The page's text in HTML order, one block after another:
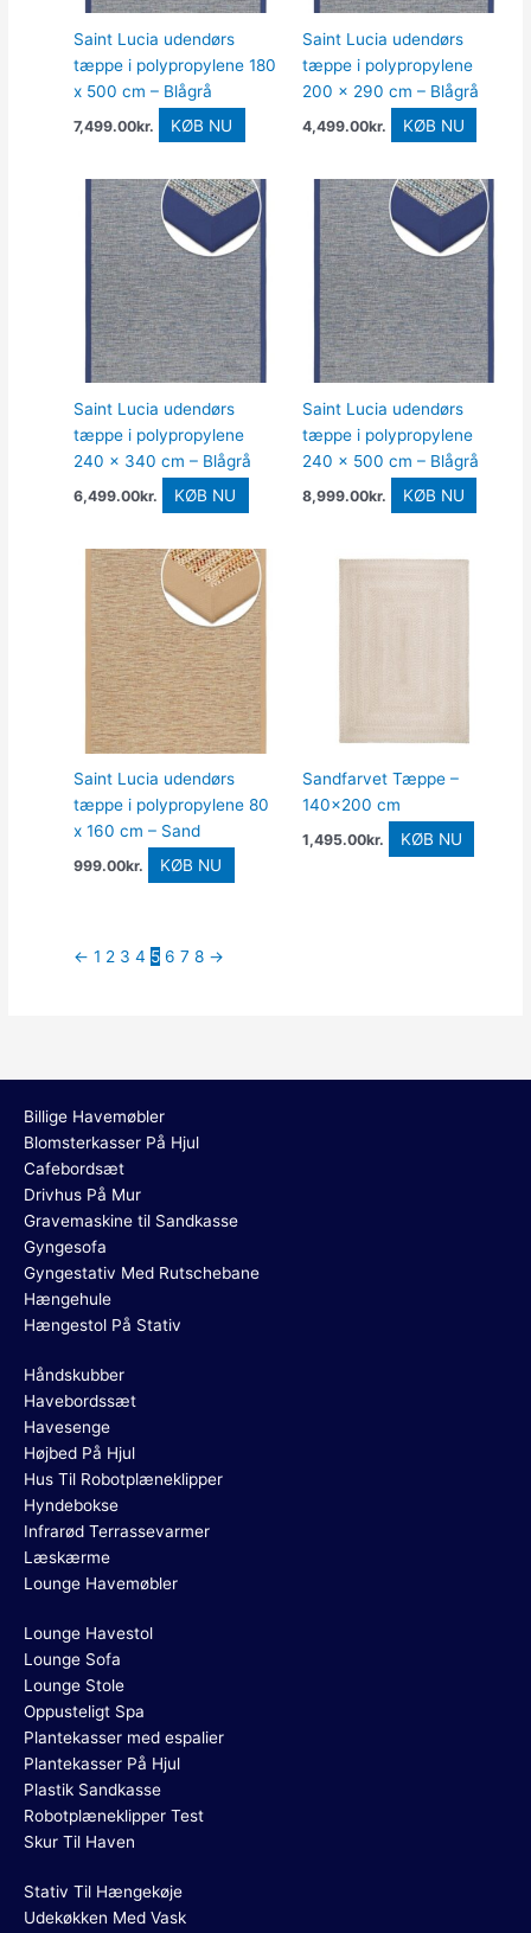
Saint Lucia udendørs
tæppe i polypropylene 180
x 500 cm – Blågrå
7,499.00kr. KØB NU
Saint Lucia udendørs
tæppe i polypropylene
200 x 290 cm – Blågrå
4,499.00kr. KØB NU
Saint Lucia udendørs
tæppe i polypropylene
240 x 340 cm – Blågrå
6,499.00kr. KØB NU
Saint Lucia udendørs
tæppe i polypropylene
240 x 500 cm – Blågrå
8,999.00kr. KØB NU
Saint Lucia udendørs
tæppe i polypropylene 80
x 160 cm – Sand
999.00kr. KØB NU
Sandfarvet Tæppe –
140×200 cm
1,495.00kr. KØB NU
← 1 2 3 4 5 6 7 8 →
Billige Havemøbler
Blomsterkasser På Hjul
Cafebordsæt
Drivhus På Mur
Gravemaskine til Sandkasse
Gyngesofa
Gyngestativ Med Rutschebane
Hængehule
Hængestol På Stativ
Håndskubber
Havebordssæt
Havesenge
Højbed På Hjul
Hus Til Robotplæneklipper
Hyndebokse
Infrarød Terrassevarmer
Læskærme
Lounge Havemøbler
Lounge Havestol
Lounge Sofa
Lounge Stole
Oppusteligt Spa
Plantekasser med espalier
Plantekasser På Hjul
Plastik Sandkasse
Robotplæneklipper Test
Skur Til Haven
Stativ Til Hængekøje
Udekøkken Med Vask